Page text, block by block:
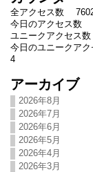
全アクセス数
今日のアクセス数
ユニークアクセス
今日のユニークア
4
アーカイブ
2026年8月
2026年7月
2026年6月
2026年5月
2026年4月
2026年3月